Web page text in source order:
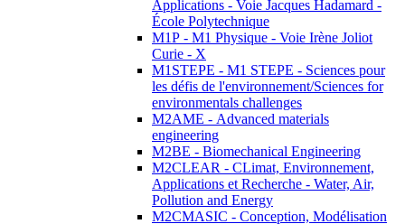
Applications - Voie Jacques Hadamard -
École Polytechnique
M1P - M1 Physique - Voie Irène Joliot
Curie - X
M1STEPE - M1 STEPE - Sciences pour
les défis de l'environnement/Sciences for
environmentals challenges
M2AME - Advanced materials
engineering
M2BE - Biomechanical Engineering
M2CLEAR - CLimat, Environnement,
Applications et Recherche - Water, Air,
Pollution and Energy
M2CMASIC - Conception, Modélisation